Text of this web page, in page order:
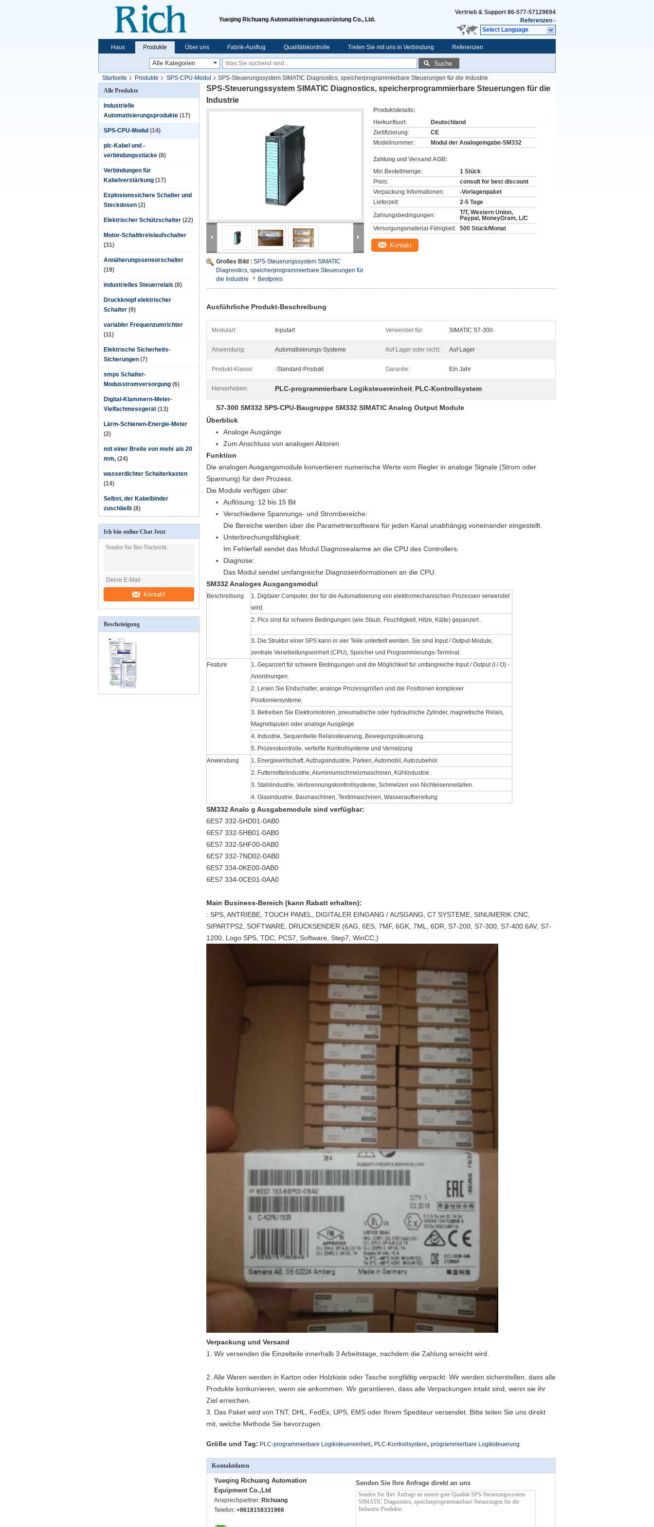
Yueqing Richuang Automatisierungsausrüstung Co., Ltd.
Vertrieb & Support 86-577-57129694
Referenzen -
Select Language
Haus Produkte Über uns Fabrik-Ausflug Qualitätskontrolle Treten Sie mit uns in Verbindung Referenzen
Suche
Startseite Produkte SPS-CPU-Modul
SPS-Steuerungssystem SIMATIC Diagnostics, speicherprogrammierbare Steuerungen für die Industrie
Alle Produkte
Industrielle
Automatisierungsprodukte (17)
SPS-CPU-Modul (14)
plc-Kabel und -
verbindungsstücke (8)
Verbindungen für
Kabelverstärkung (17)
Explosionssichere Schalter und
Steckdosen (2)
Elektrischer Schützschalter (22)
Motor-Schaltkreislaufschalter
(31)
Annäherungssensorschalter
(19)
industrielles Steuerrelais (8)
Druckknopf elektrischer
Schalter (9)
variabler Frequenzumrichter
(11)
Elektrische Sicherheits-
Sicherungen (7)
smps Schalter-
Modusstromversorgung (6)
Digital-Klammern-Meter-
Vielfachmessgerät (13)
Lärm-Schienen-Energie-Meter
(2)
mit einer Breite von mehr als 20
mm, (24)
wasserdichter Schalterkasten
(14)
Selbst, der Kabelbinder
zuschließt (8)
Ich bin online Chat Jetzt
Kontakt
Bescheinigung
SPS-Steuerungssystem SIMATIC Diagnostics, speicherprogrammierbare Steuerungen für die
Industrie
Großes Bild : SPS-Steuerungssystem SIMATIC
Diagnostics, speicherprogrammierbare Steuerungen für
die Industrie
Bestpreis
Produktdetails:
Herkunftsort:
Deutschland
Zertifizierung:
CE
Modellnummer:
Modul der Analogeingabe-SM332
Zahlung und Versand AGB:
Min Bestellmenge:
1 Stück
Preis:
consult for best discount
Verpackung Informationen:
-Vorlagenpaket
Lieferzeit:
2-5 Tage
Zahlungsbedingungen:
T/T, Western Union,
Paypal, MoneyGram, L/C
Versorgungsmaterial-Fähigkeit: 500 Stück/Monat
Kontakt
Ausführliche Produkt-Beschreibung
Modulart: Inputart Verwendet für: SIMATIC S7-300
Anwendung: Automatisierungs-Systeme Auf Lager oder nicht: Auf Lager
Produkt-Klasse: -Standard-Produkt Garantie: Ein Jahr
Hervorheben: PLC-programmierbare Logiksteuereinheit, PLC-Kontrollsystem
S7-300 SM332 SPS-CPU-Baugruppe SM332 SIMATIC Analog Output Module
Überblick
Analoge Ausgänge
Zum Anschluss von analogen Aktoren
Funktion
Die analogen Ausgangsmodule konvertieren numerische Werte vom Regler in analoge Signale (Strom oder
Spannung) für den Prozess.
Die Module verfügen über:
Auflösung: 12 bis 15 Bit
Verschiedene Spannungs- und Strombereiche:
Die Bereiche werden über die Parametriersoftware für jeden Kanal unabhängig voneinander eingestellt.
Unterbrechungsfähigkeit:
Im Fehlerfall sendet das Modul Diagnosealarme an die CPU des Controllers.
Diagnose:
Das Modul sendet umfangreiche Diagnoseinformationen an die CPU.
SM332 Analoges Ausgangsmodul
Beschreibung
1. Digitaler Computer, der für die Automatisierung von elektromechanischen Prozessen verwendet
wird.
2. Plcs sind für schwere Bedingungen (wie Staub, Feuchtigkeit, Hitze, Kälte) gepanzert .
3. Die Struktur einer SPS kann in vier Teile unterteilt werden. Sie sind Input / Output-Module,
zentrale Verarbeitungseinheit(CPU), Speicher und Programmierungs-Terminal.
Feature
1. Gepanzert für schwere Bedingungen und die Möglichkeit für umfangreiche Input / Output (I / O) -
Anordnungen.
2. Lesen Sie Endschalter, analoge Prozessgrößen und die Positionen komplexer
Positioniersysteme.
3. Betreiben Sie Elektromotoren, pneumatische oder hydraulische Zylinder, magnetische Relais,
Magnetspulen oder analoge Ausgänge
4. Industrie, Sequentielle Relaissteuerung, Bewegungssteuerung.
5. Prozesskontrolle, verteilte Kontrollsysteme und Vernetzung
Anwendung
1. Energiewirtschaft, Aufzugsindustrie, Parken, Automobil, Autozubehör.
2. Futtermittelindustrie, Aluminiumschmelzmaschinen, Kühlindustrie.
3. Stahlindustrie, Verbrennungskontrollsysteme, Schmelzen von Nichteisenmetallen.
4. Glasindustrie, Baumaschinen, Textilmaschinen, Wasseraufbereitung
SM332 Analo g Ausgabemodule sind verfügbar:
6ES7 332-5HD01-0AB0
6ES7 332-5HB01-0AB0
6ES7 332-5HF00-0AB0
6ES7 332-7ND02-0AB0
6ES7 334-0KE00-0AB0
6ES7 334-0CE01-0AA0
Main Business-Bereich (kann Rabatt erhalten):
: SPS, ANTRIEBE, TOUCH PANEL, DIGITALER EINGANG / AUSGANG, C7 SYSTEME, SINUMERIK CNC,
SIPARTPS2, SOFTWARE, DRUCKSENDER (6AG, 6ES, 7MF, 6GK, 7ML, 6DR, S7-200, S7-300, S7-400.6AV, S7-
1200, Logo SPS, TDC, PCS7, Software, Step7, WinCC,)
Verpackung und Versand
1. Wir versenden die Einzelteile innerhalb 3 Arbeitstage, nachdem die Zahlung erreicht wird.
2. Alle Waren werden in Karton oder Holzkiste oder Tasche sorgfältig verpackt. Wir werden sicherstellen, dass alle
Produkte konkurrieren, wenn sie ankommen. Wir garantieren, dass alle Verpackungen intakt sind, wenn sie ihr
Ziel erreichen.
3. Das Paket wird von TNT, DHL, FedEx, UPS, EMS oder Ihrem Spediteur versendet. Bitte teilen Sie uns direkt
mit, welche Methode Sie bevorzugen.
Größe und Tag: PLC-programmierbare Logiksteuereinheit, PLC-Kontrollsystem, programmierbare Logiksteuerung
Kontaktdaten
Yueqing Richuang Automation
Equipment Co.,Ltd
Ansprechpartner: Richuang
Telefon: +8618158331966
Senden Sie Ihre Anfrage direkt an uns